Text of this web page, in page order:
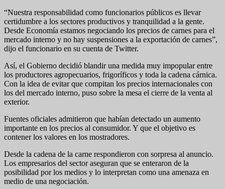
“Nuestra responsabilidad como funcionarios públicos es llevar
certidumbre a los sectores productivos y tranquilidad a la gente.
Desde Economía estamos negociando los precios de carnes para el
mercado interno y no hay suspensiones a la exportación de carnes”,
dijo el funcionario en su cuenta de Twitter.
Así, el Gobierno decidió blandir una medida muy impopular entre
los productores agropecuarios, frigoríficos y toda la cadena cárnica.
Con la idea de evitar que compitan los precios internacionales con
los del mercado interno, puso sobre la mesa el cierre de la venta al
exterior.
Fuentes oficiales admitieron que habían detectado un aumento
importante en los precios al consumidor. Y que el objetivo es
contener los valores en los mostradores.
Desde la cadena de la carne respondieron con sorpresa al anuncio.
Los empresarios del sector aseguran que se enteraron de la
posibilidad por los medios y lo interpretan como una amenaza en
medio de una negociación.